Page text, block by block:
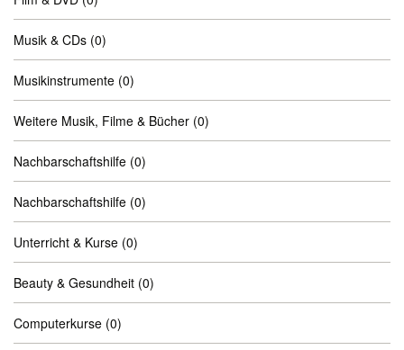
Musik & CDs (0)
Musikinstrumente (0)
Weitere Musik, Filme & Bücher (0)
Nachbarschaftshilfe (0)
Nachbarschaftshilfe (0)
Unterricht & Kurse (0)
Beauty & Gesundheit (0)
Computerkurse (0)